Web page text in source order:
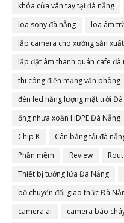
khóa cửa vân tay tại đà nẵng
loa sony đà nẵng
loa âm
lắp camera cho xưởng sản xuất
lắp đặt âm thanh quán cafe đà
thi công điện mạng văn phòng
đèn led năng lượng mặt trời
ống nhựa xoắn HDPE Đà Nẵng
Chip K
Cân bằng tải đà
Phần mềm
Review
Thiết bị tường lửa Đà Nẵng
bộ chuyển đổi giao thức Đà
camera ai
camera báo